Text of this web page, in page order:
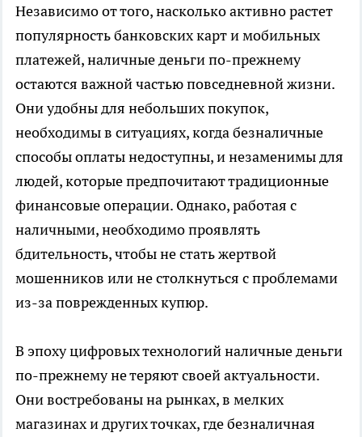
Независимо от того, насколько активно растет
популярность банковских карт и мобильных
платежей, наличные деньги по-прежнему
остаются важной частью повседневной жизни.
Они удобны для небольших покупок,
необходимы в ситуациях, когда безналичные
способы оплаты недоступны, и незаменимы для
людей, которые предпочитают традиционные
финансовые операции. Однако, работая с
наличными, необходимо проявлять
бдительность, чтобы не стать жертвой
мошенников или не столкнуться с проблемами
из-за поврежденных купюр.
В эпоху цифровых технологий наличные деньги
по-прежнему не теряют своей актуальности.
Они востребованы на рынках, в мелких
магазинах и других точках, где безналичная